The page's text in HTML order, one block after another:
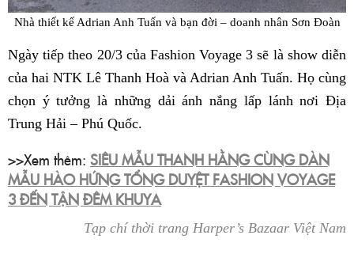
Nhà thiết kế Adrian Anh Tuấn và bạn đời – doanh nhân Sơn Đoàn
Ngày tiếp theo 20/3 của Fashion Voyage 3 sẽ là show diễn
của hai NTK Lê Thanh Hoà và Adrian Anh Tuấn. Họ cùng
chọn ý tưởng là những dải ánh nắng lấp lánh nơi Địa
Trung Hải – Phú Quốc.
>>Xem thêm: SIÊU MẪU THANH HẰNG CÙNG DÀN
MẪU HÀO HỨNG TỔNG DUYỆT FASHION VOYAGE
3 ĐẾN TẬN ĐÊM KHUYA
Tạp chí thời trang Harper’s Bazaar Việt Nam